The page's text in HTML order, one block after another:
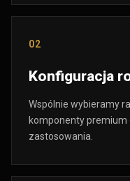
02
Konfiguracja
Wspólnie wybieramy
komponenty
zastosowania.